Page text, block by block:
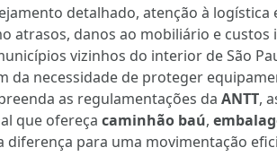
detalhado, atenção à
danos ao mobiliário e custos
vizinhos do interior de São
da necessidade de proteger
as regulamentações da ANTT,
que ofereça caminhão baú,
diferença para uma movimentação